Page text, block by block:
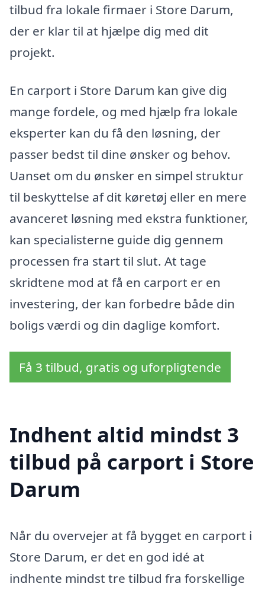
tilbud fra lokale firmaer i Store Darum,
der er klar til at hjælpe dig med dit
projekt.
En carport i Store Darum kan give dig
mange fordele, og med hjælp fra lokale
eksperter kan du få den løsning, der
passer bedst til dine ønsker og behov.
Uanset om du ønsker en simpel struktur
til beskyttelse af dit køretøj eller en mere
avanceret løsning med ekstra funktioner,
kan specialisterne guide dig gennem
processen fra start til slut. At tage
skridtene mod at få en carport er en
investering, der kan forbedre både din
boligs værdi og din daglige komfort.
Få 3 tilbud, gratis og uforpligtende
Indhent altid mindst 3
tilbud på carport i Store
Darum
Når du overvejer at få bygget en carport i
Store Darum, er det en god idé at
indhente mindst tre tilbud fra forskellige